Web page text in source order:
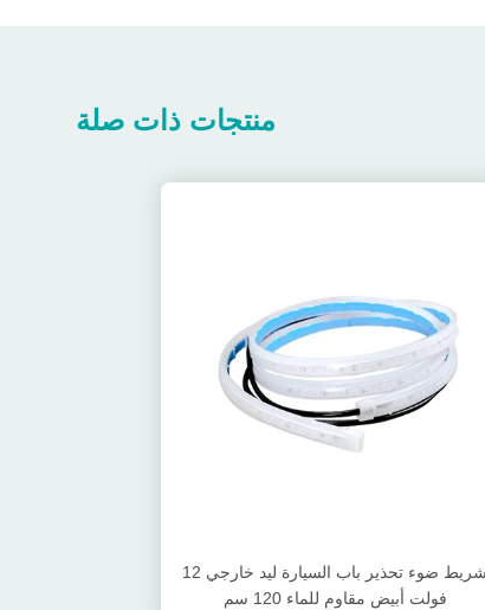
منتجات ذات صلة
شريط ضوء تحذير باب السيارة ليد خارجي 12
فولت أبيض مقاوم للماء 120 سم